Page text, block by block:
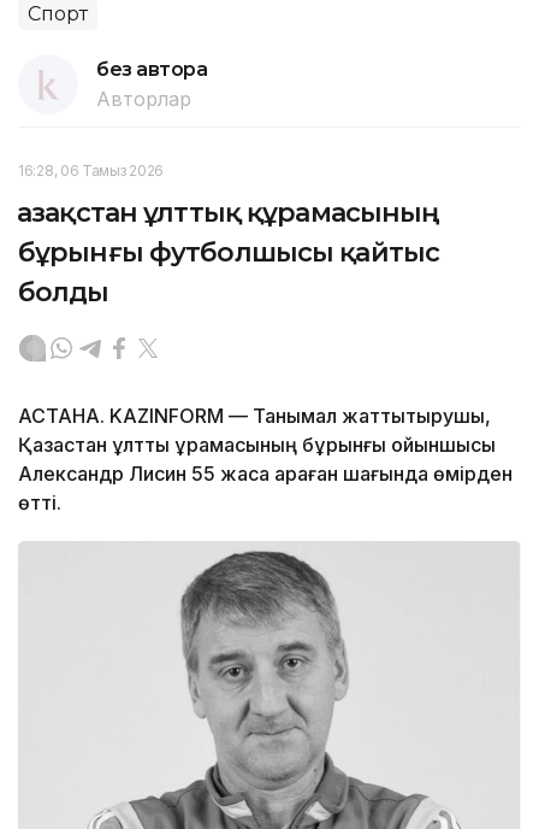
Спорт
без автора
Авторлар
16:28, 06 Тамыз 2026
Қазақстан ұлттық құрамасының
бұрынғы футболшысы қайтыс
болды
АСТАНА. KAZINFORM — Танымал жаттықтырушы,
Қазақстан ұлттық құрамасының бұрынғы ойыншысы
Александр Лисин 55 жасқа қараған шағында өмірден
өтті.